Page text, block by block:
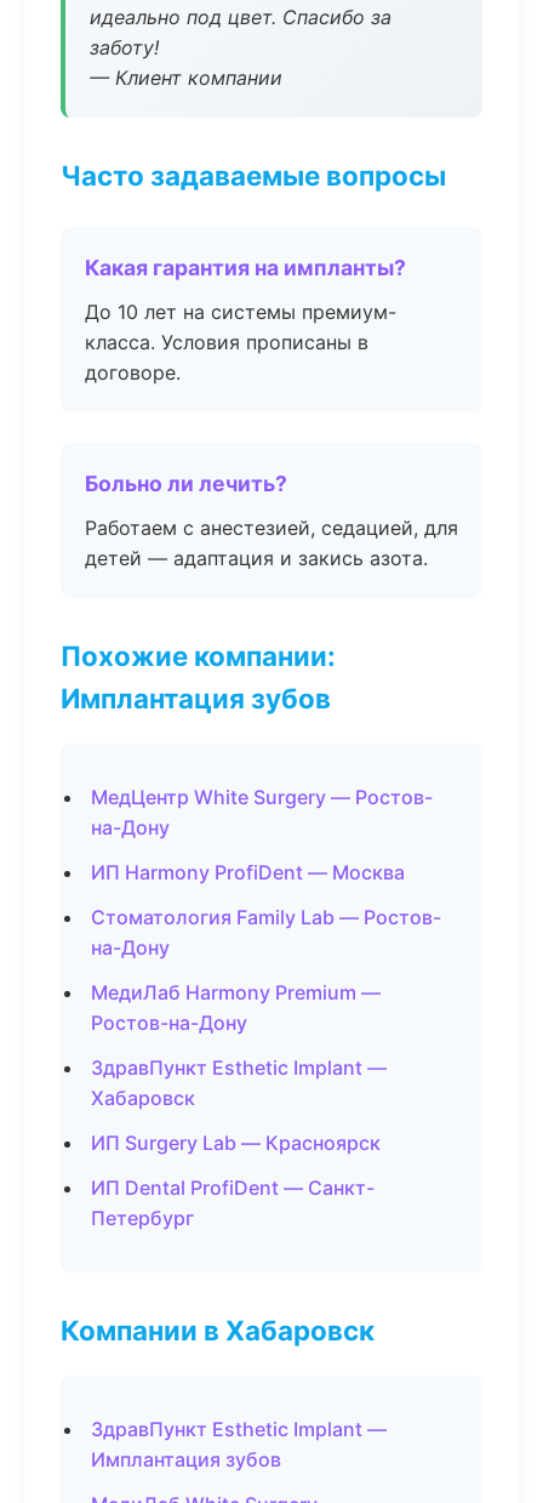
идеально под цвет. Спасибо за
заботу!
— Клиент компании
Часто задаваемые вопросы
Какая гарантия на импланты?
До 10 лет на системы премиум-
класса. Условия прописаны в
договоре.
Больно ли лечить?
Работаем с анестезией, седацией, для
детей — адаптация и закись азота.
Похожие компании:
Имплантация зубов
МедЦентр White Surgery — Ростов-
на-Дону
ИП Harmony ProfiDent — Москва
Стоматология Family Lab — Ростов-
на-Дону
МедиЛаб Harmony Premium —
Ростов-на-Дону
ЗдравПункт Esthetic Implant —
Хабаровск
ИП Surgery Lab — Красноярск
ИП Dental ProfiDent — Санкт-
Петербург
Компании в Хабаровск
ЗдравПункт Esthetic Implant —
Имплантация зубов